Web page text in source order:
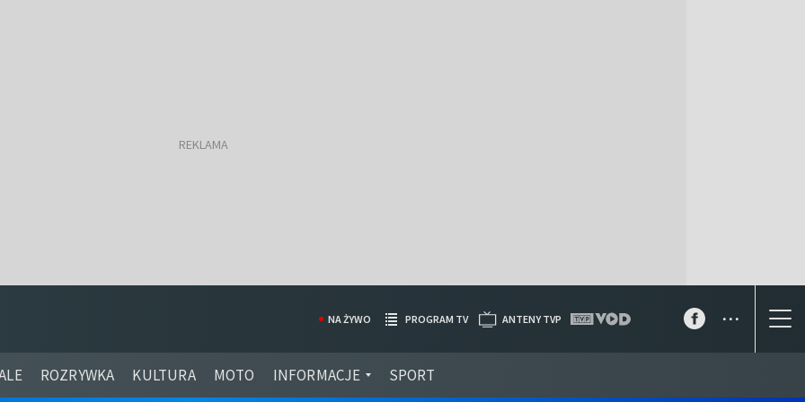
ROZRYWKA KULTURA MOTO INFORMACJE SPORT
NA ŻYWO PROGRAM TV ANTENY TVP ...